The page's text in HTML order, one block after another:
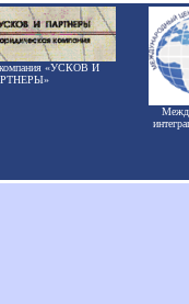
«УСКОВ И